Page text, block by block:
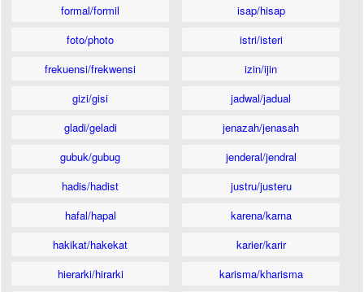
formal/formil
foto/photo
frekuensi/frekwensi
gizi/gisi
gladi/geladi
gubuk/gubug
hadis/hadist
hafal/hapal
hakikat/hakekat
hierarki/hirarki
isap/hisap
istri/isteri
izin/ijin
jadwal/jadual
jenazah/jenasah
jenderal/jendral
justru/justeru
karena/karna
karier/karir
karisma/kharisma